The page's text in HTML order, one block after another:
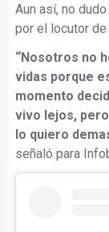
Aun así, no
por el locutor de
“Nosotros no
vidas porque
momento
vivo lejos,
lo quiero
señaló para